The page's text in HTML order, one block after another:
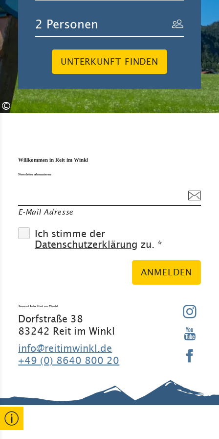
©
UNTERKUNFT FINDEN
Willkommen in Reit im Winkl
Newsletter abonnieren
E-Mail Adresse
Ich stimme der
Datenschutzerklärung zu. *
ANMELDEN
Tourist Info Reit im Winkl
Dorfstraße 38
83242 Reit im Winkl
info@reitimwinkl.de
+49 (0) 8640 800 20
Gut zu wissen